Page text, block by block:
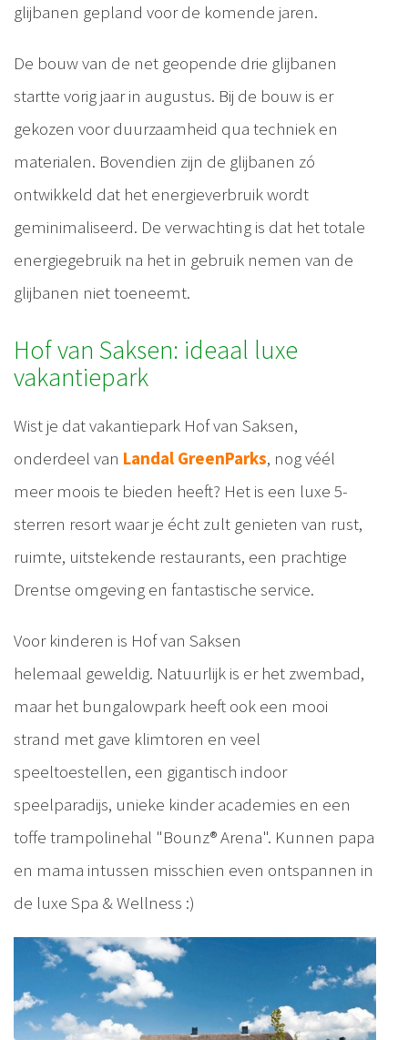
glijbanen gepland voor de komende jaren.
De bouw van de net geopende drie glijbanen
startte vorig jaar in augustus. Bij de bouw is er
gekozen voor duurzaamheid qua techniek en
materialen. Bovendien zijn de glijbanen zó
ontwikkeld dat het energieverbruik wordt
geminimaliseerd. De verwachting is dat het totale
energiegebruik na het in gebruik nemen van de
glijbanen niet toeneemt.
Hof van Saksen: ideaal luxe
vakantiepark
Wist je dat vakantiepark Hof van Saksen,
onderdeel van Landal GreenParks, nog véél
meer moois te bieden heeft? Het is een luxe 5-
sterren resort waar je écht zult genieten van rust,
ruimte, uitstekende restaurants, een prachtige
Drentse omgeving en fantastische service.
Voor kinderen is Hof van Saksen
helemaal geweldig. Natuurlijk is er het zwembad,
maar het bungalowpark heeft ook een mooi
strand met gave klimtoren en veel
speeltoestellen, een gigantisch indoor
speelparadijs, unieke kinder academies en een
toffe trampolinehal "Bounz® Arena". Kunnen papa
en mama intussen misschien even ontspannen in
de luxe Spa & Wellness :)